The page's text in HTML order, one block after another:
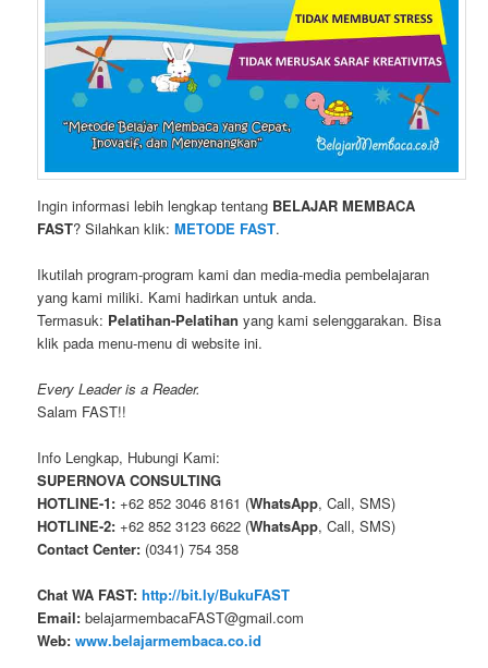
Ingin informasi lebih lengkap tentang BELAJAR MEMBACA
FAST? Silahkan klik:METODE FAST.
Ikutilah program-program kami dan media-media pembelajaran
yang kami miliki. Kami hadirkan untuk anda.
Termasuk: Pelatihan-Pelatihan yang kami selenggarakan. Bisa
klik pada menu-menu di website ini.
Every Leader is a Reader.
Salam FAST!!
Info Lengkap, Hubungi Kami:
SUPERNOVA CONSULTING
HOTLINE-1: +62 852 3046 8161 (WhatsApp, Call, SMS)
HOTLINE-2: +62 852 3123 6622 (WhatsApp, Call, SMS)
Contact Center: (0341) 754 358
Chat WA FAST: http://bit.ly/BukuFAST
Email: belajarmembacaFAST@gmail.com
Web: www.belajarmembaca.co.id